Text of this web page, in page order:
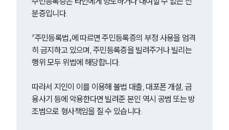
분증입니다.
「주민등록법」에 따르면 주민등록증의 부정 사용을 엄격
히 금지하고 있으며, 주민등록증을 빌려주거나 빌리는
행위 모두 위법에 해당합니다.
따라서 지인이 이를 이용해 불법 대출, 대포폰 개설, 금
융사기 등에 악용한다면 빌려준 본인 역시 공범 또는 방
조범으로 형사책임을 질 수 있습니다.